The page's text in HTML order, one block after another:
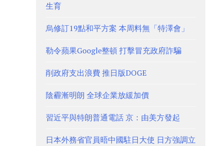
生育
烏修訂19點和平方案 本周料無「特澤會」
勒令蘋果Google整頓 打擊冒充政府詐騙
削政府支出浪費 推日版DOGE
陰霾漸明朗 全球企業放緩加價
習近平與特朗普通電話 京：由美方發起
日本外務省官員晤中國駐日大使 日方強調立